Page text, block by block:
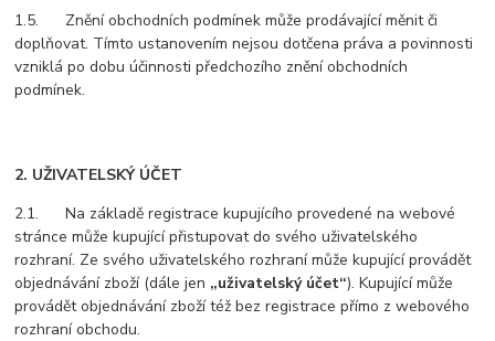
1.5. Znění obchodních podmínek může prodávající měnit či
doplňovat. Tímto ustanovením nejsou dotčena práva a povinnosti
vzniklá po dobu účinnosti předchozího znění obchodních
podmínek.
2. UŽIVATELSKÝ ÚČET
2.1. Na základě registrace kupujícího provedené na webové
stránce může kupující přistupovat do svého uživatelského
rozhraní. Ze svého uživatelského rozhraní může kupující provádět
objednávání zboží (dále jen „uživatelský účet“). Kupující může
provádět objednávání zboží též bez registrace přímo z webového
rozhraní obchodu.